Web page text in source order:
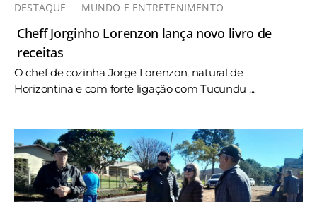
DESTAQUE MUNDO E ENTRETENIMENTO
Cheff Jorginho Lorenzon lança novo livro de
receitas
O chef de cozinha Jorge Lorenzon, natural de
Horizontina e com forte ligação com Tucundu ...